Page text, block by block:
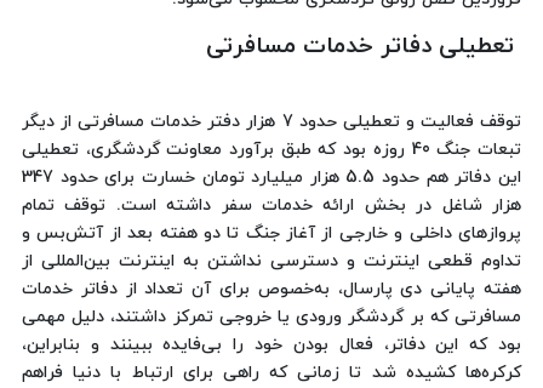
تعطیلی دفاتر خدمات مسافرتی
توقف فعالیت و تعطیلی حدود 7 هزار دفتر خدمات مسافرتی از دیگر
تبعات جنگ 40 روزه بود که طبق برآورد معاونت گردشگری، تعطیلی
این دفاتر هم حدود 5.5 هزار میلیارد تومان خسارت برای حدود 347
هزار شاغل در بخش ارائه خدمات سفر داشته است. توقف تمام
پروازهای داخلی و خارجی از آغاز جنگ تا دو هفته بعد از آتش‌بس و
تداوم قطعی اینترنت و دسترسی نداشتن به اینترنت بین‌المللی از
هفته پایانی دی پارسال، به‌خصوص برای آن تعداد از دفاتر خدمات
مسافرتی که بر گردشگر ورودی یا خروجی تمرکز داشتند، دلیل مهمی
بود که این دفاتر، فعال بودن خود را بی‌فایده ببینند و بنابراین،
کرکره‌ها کشیده شد تا زمانی که راهی برای ارتباط با دنیا فراهم